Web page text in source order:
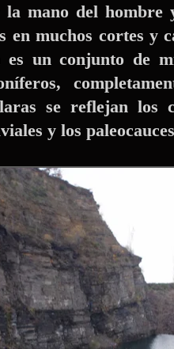
mano del hombre
en muchos cortes y
un conjunto de
se reflejan los
y los